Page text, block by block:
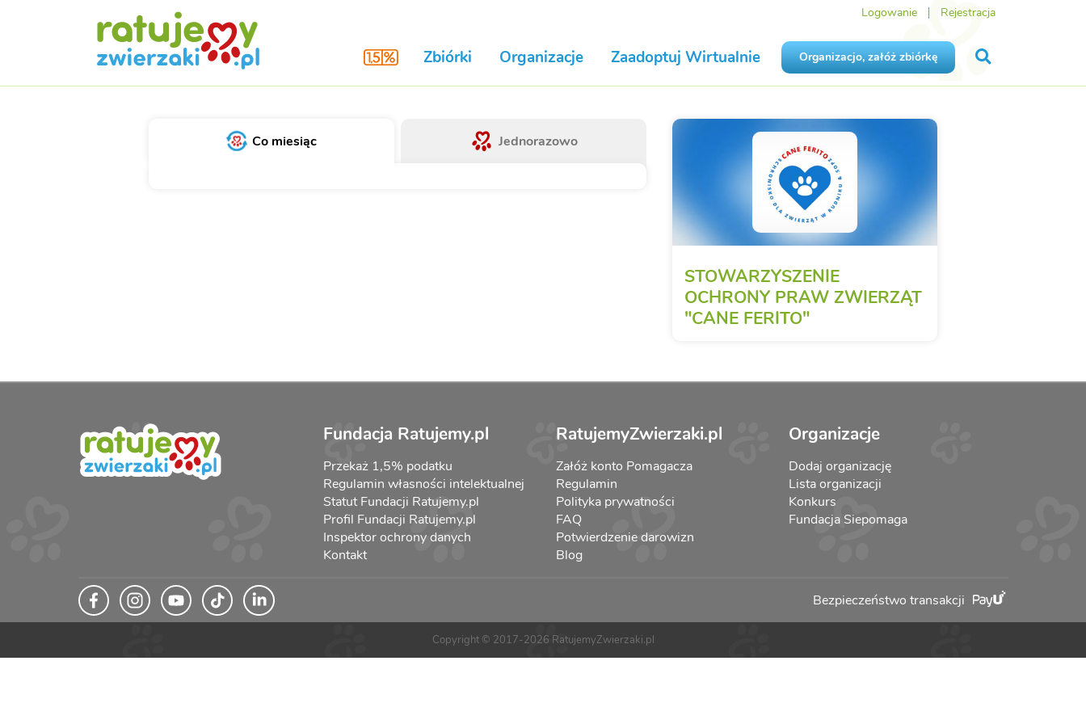
Logowanie Rejestracja
Zbiórki Organizacje Zaadoptuj Wirtualnie Organizacjo, załóż zbiórkę
Co miesiąc Jednorazowo
STOWARZYSZENIE
OCHRONY PRAW ZWIERZĄT
"CANE FERITO"
Fundacja Ratujemy.pl
Przekaż 1,5% podatku
Regulamin własności intelektualnej
Statut Fundacji Ratujemy.pl
Profil Fundacji Ratujemy.pl
Inspektor ochrony danych
Kontakt
RatujemyZwierzaki.pl
Załóż konto Pomagacza
Regulamin
Polityka prywatności
FAQ
Potwierdzenie darowizn
Blog
Organizacje
Dodaj organizację
Lista organizacji
Konkurs
Fundacja Siepomaga
Bezpieczeństwo transakcji
Copyright © 2017-2026 RatujemyZwierzaki.pl